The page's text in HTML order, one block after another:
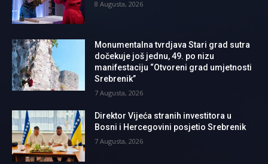
8 Augusta, 2026
Monumentalna tvrdjava Stari grad sutra
dočekuje još jednu, 49. po nizu
manifestaciju “Otvoreni grad umjetnosti
Srebrenik”
7 Augusta, 2026
Direktor Vijeća stranih investitora u
Bosni i Hercegovini posjetio Srebrenik
7 Augusta, 2026